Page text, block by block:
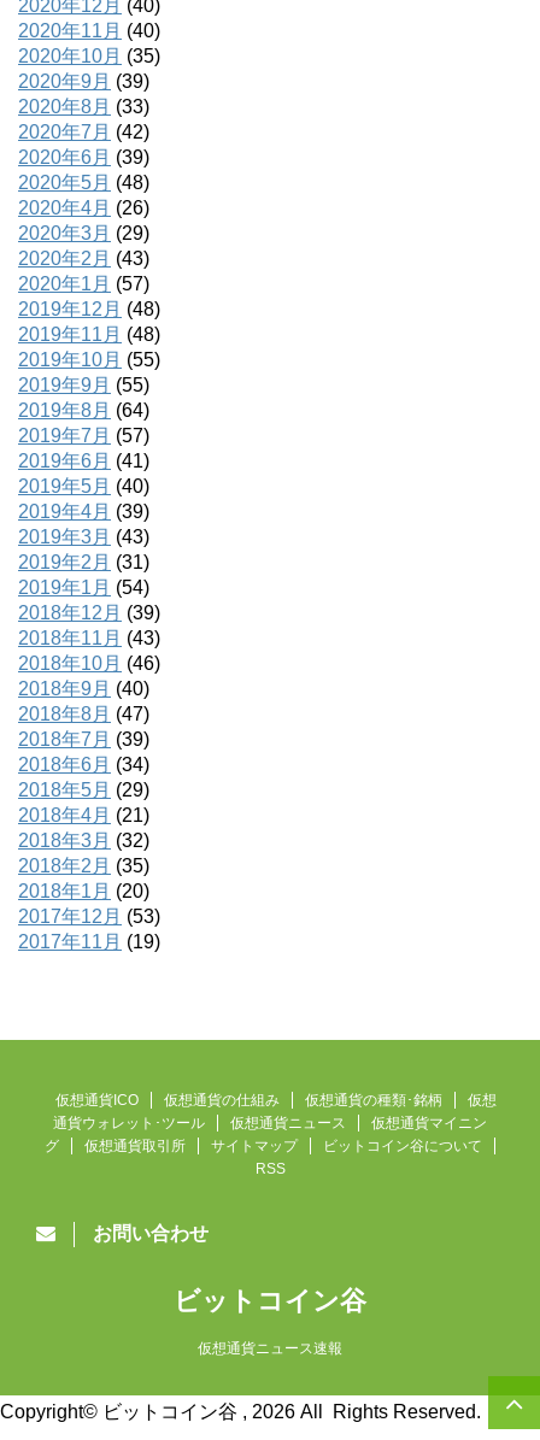
2020年12月 (40)
2020年11月 (40)
2020年10月 (35)
2020年9月 (39)
2020年8月 (33)
2020年7月 (42)
2020年6月 (39)
2020年5月 (48)
2020年4月 (26)
2020年3月 (29)
2020年2月 (43)
2020年1月 (57)
2019年12月 (48)
2019年11月 (48)
2019年10月 (55)
2019年9月 (55)
2019年8月 (64)
2019年7月 (57)
2019年6月 (41)
2019年5月 (40)
2019年4月 (39)
2019年3月 (43)
2019年2月 (31)
2019年1月 (54)
2018年12月 (39)
2018年11月 (43)
2018年10月 (46)
2018年9月 (40)
2018年8月 (47)
2018年7月 (39)
2018年6月 (34)
2018年5月 (29)
2018年4月 (21)
2018年3月 (32)
2018年2月 (35)
2018年1月 (20)
2017年12月 (53)
2017年11月 (19)
仮想通貨ICO 仮想通貨の仕組み 仮想通貨の種類･銘柄
仮想
通貨ウォレット･ツール
仮想通貨ニュース
仮想通貨マイニン
グ
仮想通貨取引所 サイトマップ
ビットコイン谷について
RSS
お問い合わせ
ビットコイン谷
仮想通貨ニュース速報
Copyright© ビットコイン谷 , 2026 All Rights Reserved.